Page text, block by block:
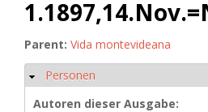
Parent: Vida montevideana
Ausblenden
Personen
Autoren dieser Ausgabe: